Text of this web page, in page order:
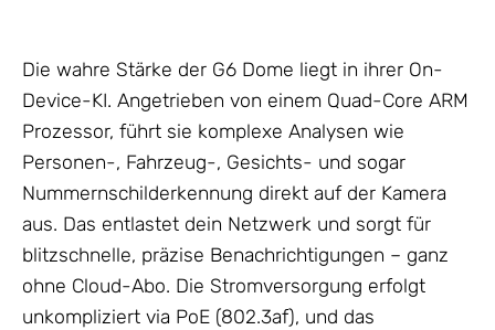
Die wahre Stärke der G6 Dome liegt in ihrer On-
Device-KI. Angetrieben von einem Quad-Core ARM
Prozessor, führt sie komplexe Analysen wie
Personen-, Fahrzeug-, Gesichts- und sogar
Nummernschilderkennung direkt auf der Kamera
aus. Das entlastet dein Netzwerk und sorgt für
blitzschnelle, präzise Benachrichtigungen – ganz
ohne Cloud-Abo. Die Stromversorgung erfolgt
unkompliziert via PoE (802.3af), und das